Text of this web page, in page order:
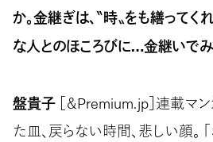
か。金継ぎは、〝時〟をも繕って
な人とのほころびに…金継いでみ
――
盤貴子 ［＆Premium.jp］連載マ
た皿、戻らない時間、悲しい顔。 「